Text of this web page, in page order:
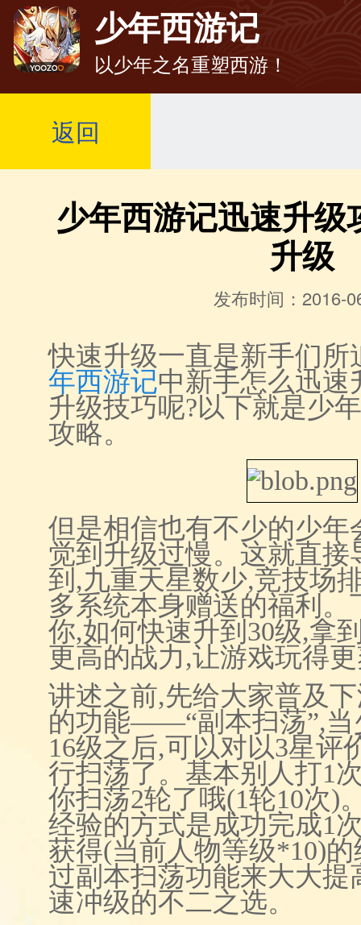
少年西游记
以少年之名重塑西游！
返回
少年西游记迅速升级
升级
发布时间：2016-
快速升级一直是新手们所
年西游记中新手怎么迅速
升级技巧呢?以下就是少
攻略。
但是相信也有不少的少年
觉到升级过慢。这就直接
到,九重天星数少,竞技场
多系统本身赠送的福利。
你,如何快速升到30级,拿
更高的战力,让游戏玩得
讲述之前,先给大家普及
的功能——“副本扫荡”,当
16级之后,可以对以3星评
行扫荡了。基本别人打1
你扫荡2轮了哦(1轮10次)
经验的方式是成功完成1
获得(当前人物等级*10)
过副本扫荡功能来大大提
速冲级的不二之选。